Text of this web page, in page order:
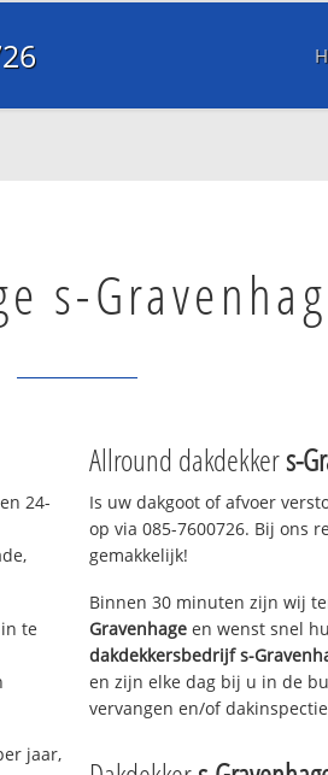
s-
24-
te
jaar,
Allround dakdekkers-
Is uw dakgoot of afvoer
op via 085-7600726. Bij ons
gemakkelijk!
Binnen 30 minuten zijn wij
Gravenhage en wenst snel
dakdekkersbedrijfs-
en zijn elke dag bij u in de
vervangen en/of